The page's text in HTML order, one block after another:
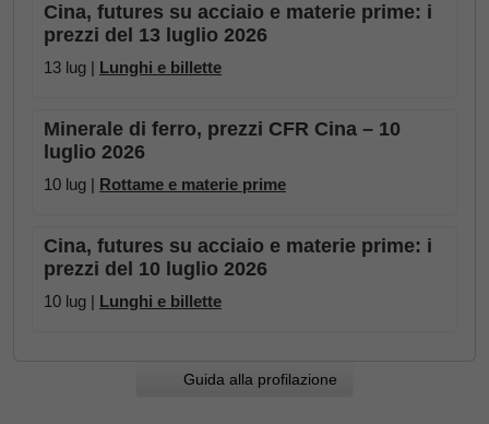
Cina, futures su acciaio e materie prime: i
prezzi del 13 luglio 2026
13 lug | Lunghi e billette
Minerale di ferro, prezzi CFR Cina – 10
luglio 2026
10 lug | Rottame e materie prime
Cina, futures su acciaio e materie prime: i
prezzi del 10 luglio 2026
10 lug | Lunghi e billette
Guida alla profilazione